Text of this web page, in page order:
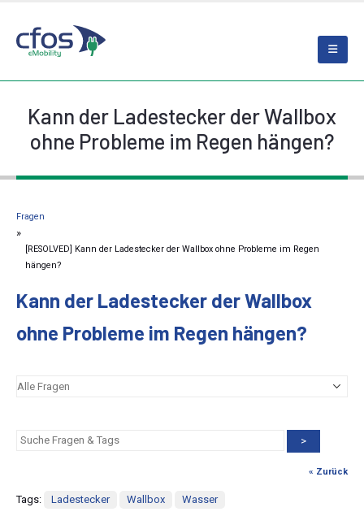
Kann der Ladestecker der Wallbox
ohne Probleme im Regen hängen?
Fragen
[RESOLVED] Kann der Ladestecker der Wallbox ohne Probleme im Regen
hängen?
Kann der Ladestecker der Wallbox
ohne Probleme im Regen hängen?
>
« Zurück
Tags: Ladestecker Wallbox Wasser